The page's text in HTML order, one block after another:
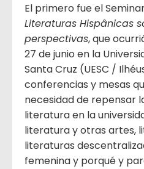
El primero fue el
Literaturas Hispânicas
perspectivas, que
27 de junio en la
Santa Cruz (UESC /
conferencias y mesas
necesidad de repensar
literatura en la
literatura y otras artes,
literaturas
femenina y porqué y